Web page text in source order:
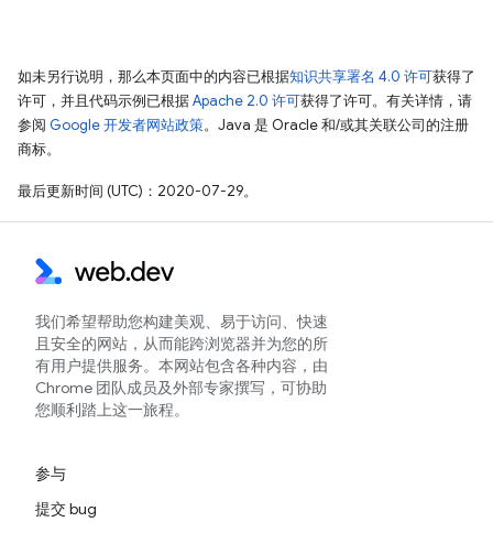
如未另行说明，那么本页面中的内容已根据知识共享署名 4.0 许可获得了
许可，并且代码示例已根据Apache 2.0 许可获得了许可。有关详情，请
参阅 Google 开发者网站政策。Java 是 Oracle 和/或其关联公司的注册
商标。
最后更新时间 (UTC)：2020-07-29。
我们希望帮助您构建美观、易于访问、快速
且安全的网站，从而能跨浏览器并为您的所
有用户提供服务。本网站包含各种内容，由
Chrome 团队成员及外部专家撰写，可协助
您顺利踏上这一旅程。
参与
提交 bug